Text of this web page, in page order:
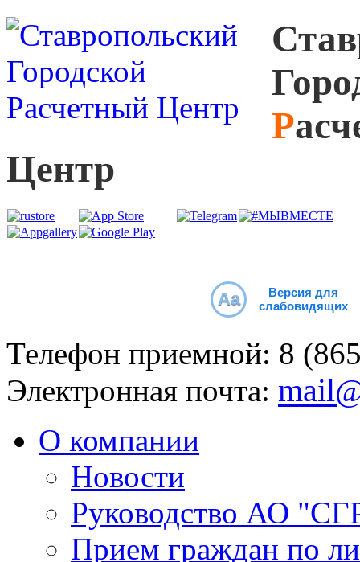
С
Г
Р
Центр
Aa
Версия для
слабовидящих
Телефон приемной: 8
Электронная почта:
О компании
Новости
Руководство АО
Прием граждан по